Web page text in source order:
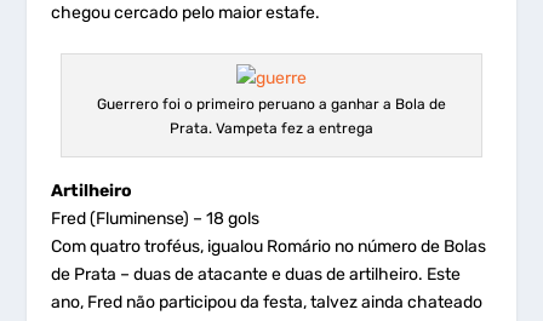
chegou cercado pelo maior estafe.
Guerrero foi o primeiro peruano a ganhar a Bola de
Prata. Vampeta fez a entrega
Artilheiro
Fred (Fluminense) – 18 gols
Com quatro troféus, igualou Romário no número de Bolas
de Prata – duas de atacante e duas de artilheiro. Este
ano, Fred não participou da festa, talvez ainda chateado